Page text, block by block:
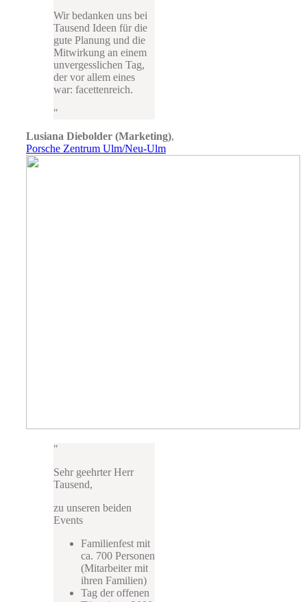
Wir bedanken uns bei
Tausend Ideen für die
gute Planung und die
Mitwirkung an einem
unvergesslichen Tag,
der vor allem eines
war: facettenreich.
Lusiana Diebolder (Marketing),
Porsche Zentrum Ulm/Neu-Ulm
Sehr geehrter Herr
Tausend,
zu unseren beiden
Events
Familienfest mit
ca. 700 Personen
(Mitarbeiter mit
ihren Familien)
Tag der offenen